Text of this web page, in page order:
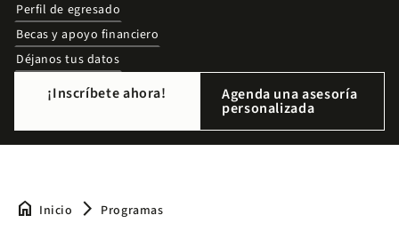
Perfil de egresado
Becas y apoyo financiero
Déjanos tus datos
¡Inscríbete ahora! Agenda una asesoría
personalizada
home Inicio arrow_forward_ios Programas